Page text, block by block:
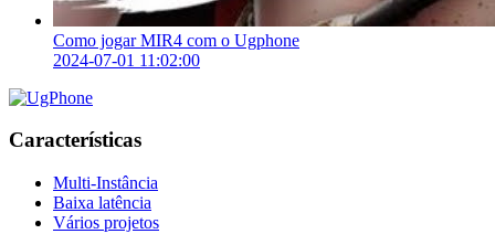
Como jogar MIR4 com o Ugphone
2024-07-01 11:02:00
Características
Multi-Instância
Baixa latência
Vários projetos